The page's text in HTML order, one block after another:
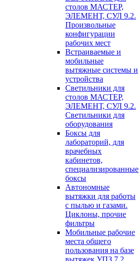
столов МАСТЕР,
ЭЛЕМЕНТ, СУЛ 9.2.
Произвольные
конфигурации
рабочих мест
Встраиваемые и
мобильные
вытяжные системы и
устройства
Светильники для
столов МАСТЕР,
ЭЛЕМЕНТ, СУЛ 9.2.
Светильники для
оборудования
Боксы для
лабораторий, для
врачебных
кабинетов,
специализированные
боксы
Автономные
вытяжки для работы
с пылью и газами.
Циклоны, прочие
фильтры
Мобильные рабочие
места общего
пользования на базе
вытяжек УПЗ 7.2